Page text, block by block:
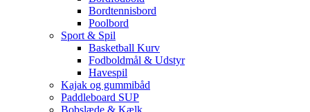
Bordtennisbord
Poolbord
Sport & Spil
Basketball Kurv
Fodboldmål & Udstyr
Havespil
Kajak og gummibåd
Paddleboard SUP
Bobslæde & Kælk